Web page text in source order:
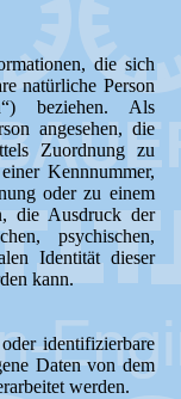
die sich
natürliche Person
beziehen. Als
angesehen, die
Zuordnung zu
Kennnummer,
oder zu einem
die Ausdruck der
psychischen,
Identität dieser
kann.
identifizierbare
Daten von dem
werden.